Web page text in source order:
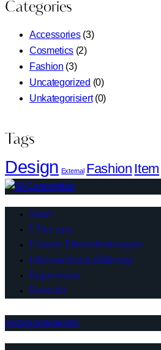
Categories
Accessories (3)
Cosmetics (2)
Fashion (3)
Uncategorized (0)
Unkategorisiert (0)
Tags
Design External Fashion Item
Start
Über uns
Unsere Dienstleistungen
Datenschutzerklärung
Impressum
Kontakt
instagram linkedin